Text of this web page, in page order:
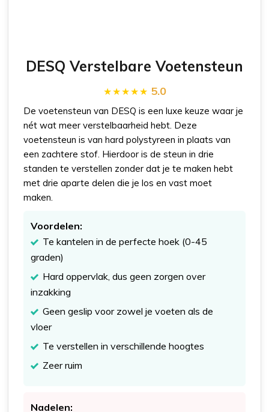
DESQ Verstelbare Voetensteun
5.0
De voetensteun van DESQ is een luxe keuze waar je
nét wat meer verstelbaarheid hebt. Deze
voetensteun is van hard polystyreen in plaats van
een zachtere stof. Hierdoor is de steun in drie
standen te verstellen zonder dat je te maken hebt
met drie aparte delen die je los en vast moet
maken.
Voordelen:
Te kantelen in de perfecte hoek (0-45
graden)
Hard oppervlak, dus geen zorgen over
inzakking
Geen geslip voor zowel je voeten als de
vloer
Te verstellen in verschillende hoogtes
Zeer ruim
Nadelen: